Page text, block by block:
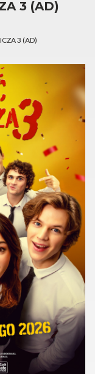
3 (AD)
3 (AD)